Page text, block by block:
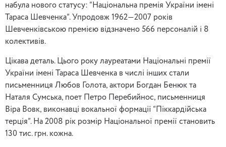
набула нового статусу: “Національна премія України імені
Тараса Шевченка”. Упродовж 1962—2007 років
Шевченківською премією відзначено 566 персоналій і 8
колективів.
Цікава деталь. Цього року лауреатами Національні премії
України імені Тараса Шевченка в числі інших стали
письменниця Любов Голота, актори Богдан Бенюк та
Наталя Сумська, поет Петро Перебийнос, письменниця
Віра Вовк, виконавці вокальної формації “Піккардійська
терція”. На 2008 рік розмір Національної премії становить
130 тис. грн. кожна.